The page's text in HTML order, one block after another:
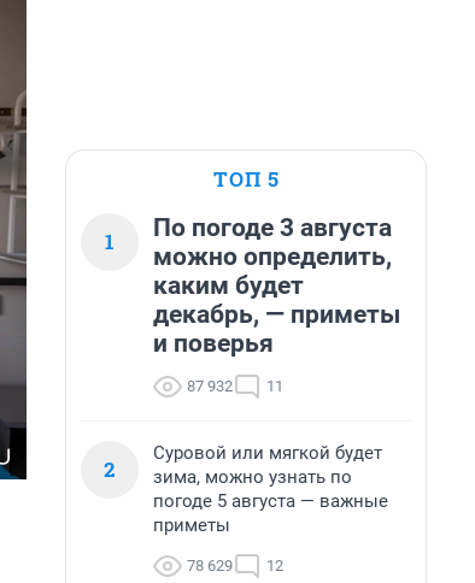
ТОП 5
1
По погоде 3 августа
можно определить,
каким будет
декабрь, — приметы
и поверья
87 932 11
2
Суровой или мягкой будет
зима, можно узнать по
погоде 5 августа — важные
приметы
78 629 12